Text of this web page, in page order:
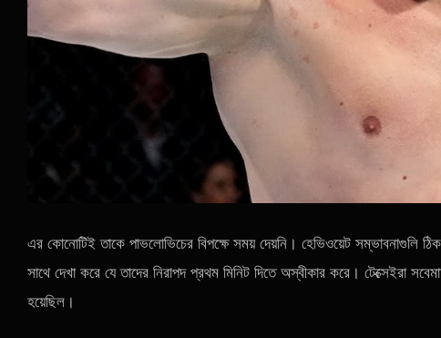
এর কোনোটিই তাকে পাভলোভিচের বিপক্ষে সময় দেয়নি। হেভিওয়েট সম্ভাবনাগুলি
সাথে দেখা করে যে তাদের নিরাপদ প্রথম মিনিট দিতে অস্বীকার করে। টেক্সেইরা
হয়েছিল।